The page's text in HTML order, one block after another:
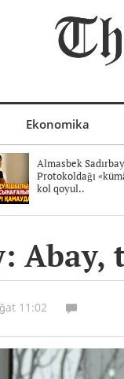
Ekonomika
Almasbek
Protokoldağı
kol qoyul..
11:02